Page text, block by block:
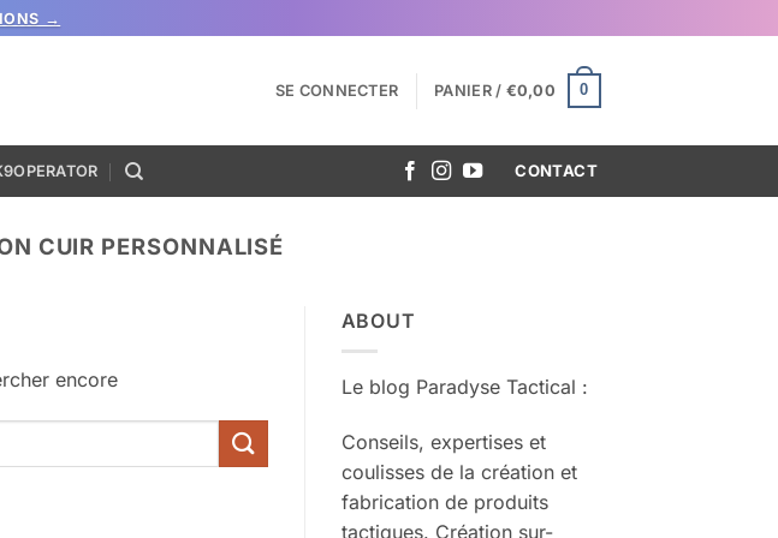
→
SE CONNECTER PANIER / €0,00 0
CONTACT
CUIR PERSONNALISÉ
encore
ABOUT
Le blog Paradyse Tactical :
Conseils, expertises et
coulisses de la création et
fabrication de produits
tactiques. Création sur-